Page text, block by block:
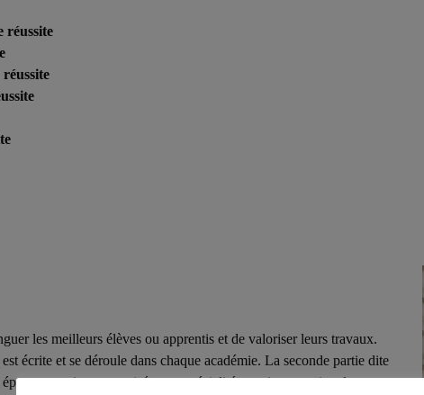
réussite
les meilleurs élèves ou apprentis et de valoriser leurs travaux.
écrite et se déroule dans chaque académie. La seconde partie dite
pratique organisée, par spécialité, au niveau national.